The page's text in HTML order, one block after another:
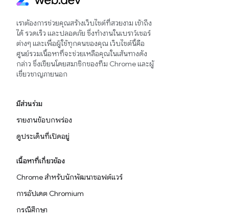
เราต้องการช่วยคุณสร้างเว็บไซต์ที่สวยงาม เข้าถึง
ได้ รวดเร็ว และปลอดภัย ซึ่งทำงานในเบราว์เซอร์
ต่างๆ และเพื่อผู้ใช้ทุกคนของคุณ เว็บไซต์นี้คือ
ศูนย์รวมเนื้อหาที่จะช่วยเหลือคุณในเส้นทางดัง
กล่าว ซึ่งเขียนโดยสมาชิกของทีม Chrome และผู้
เชี่ยวชาญภายนอก
มีส่วนร่วม
รายงานข้อบกพร่อง
ดูประเด็นที่เปิดอยู่
เนื้อหาที่เกี่ยวข้อง
Chrome สำหรับนักพัฒนาซอฟต์แวร์
การอัปเดต Chromium
กรณีศึกษา